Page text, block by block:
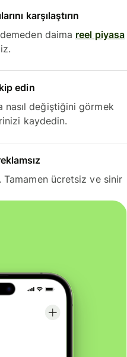
karşılaştırın
daima reel piyasa
edin
nasıl değiştiğini görmek
kaydedin.
ücretsiz ve sinir